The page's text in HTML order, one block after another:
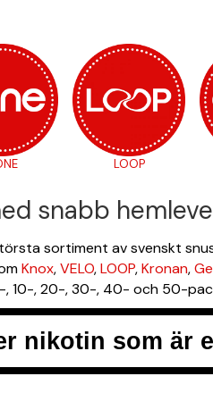
LOOP
snabb
sortiment av svenskt
Knox,VELO,LOOP,Kronan,
, 10-, 20-, 30-, 40- och 50-
nikotin som är